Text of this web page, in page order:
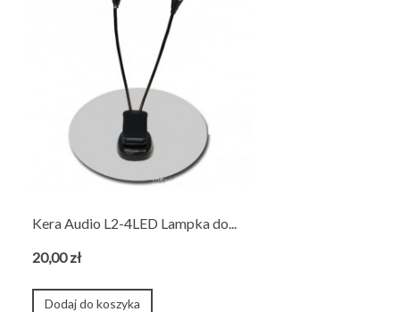
Kera Audio L2-4LED Lampka do...
20,00 zł
Dodaj do koszyka